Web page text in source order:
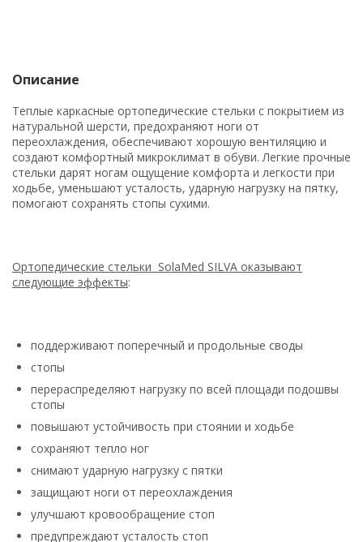
Описание
Теплые каркасные ортопедические стельки с покрытием из
натуральной шерсти, предохраняют ноги от
переохлаждения, обеспечивают хорошую вентиляцию и
создают комфортный микроклимат в обуви. Легкие прочные
стельки дарят ногам ощущение комфорта и легкости при
ходьбе, уменьшают усталость, ударную нагрузку на пятку,
помогают сохранять стопы сухими.
Ортопедические стельки SolaMed SILVA оказывают
следующие эффекты:
поддерживают поперечный и продольные своды
стопы
перераспределяют нагрузку по всей площади подошвы
стопы
повышают устойчивость при стоянии и ходьбе
сохраняют тепло ног
снимают ударную нагрузку с пятки
защищают ноги от переохлаждения
улучшают кровообращение стоп
предупреждают усталость стоп